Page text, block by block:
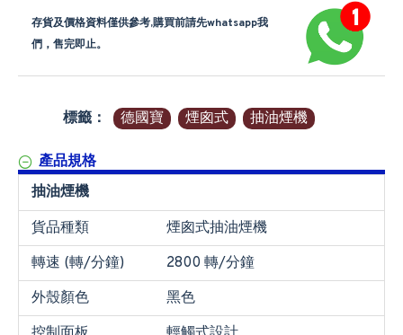
存貨及價格資料僅供參考,購買前請先whatsapp我
們，售完即止。
標籤： 德國寶 煙囪式 抽油煙機
產品規格
抽油煙機
貨品種類
煙囪式抽油煙機
轉速 (轉/分鐘)
2800 轉/分鐘
外殼顏色
黑色